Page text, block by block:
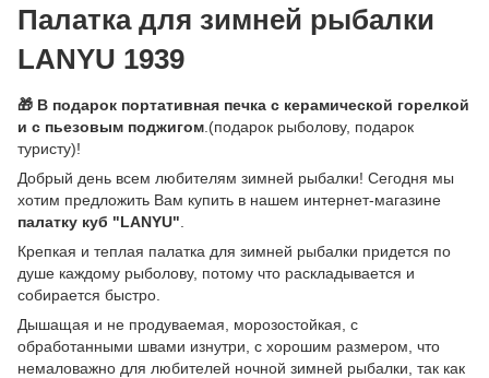
Палатка для зимней рыбалки
LANYU 1939
🎁 В подарок портативная печка с керамической горелкой
и с пьезовым поджигом .(подарок рыболову, подарок
туристу)!
Добрый день всем любителям зимней рыбалки! Сегодня мы
хотим предложить Вам купить в нашем интернет-магазине
палатку куб "LANYU"
Крепкая и теплая палатка для зимней рыбалки придется по
душе каждому рыболову, потому что раскладывается и
собирается быстро.
Дышащая и не продуваемая, морозостойкая, с
обработанными швами изнутри, с хорошим размером, что
немаловажно для любителей ночной зимней рыбалки, так как